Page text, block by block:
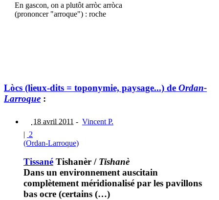
En gascon, on a plutôt arròc arròca
(prononcer "arroque") : roche
Lòcs (lieux-dits = toponymie, paysage...) de Ordan-
Larroque :
18 avril 2011 - Vincent P.
| 2
(Ordan-Larroque)
Tissané Tishanèr / Tishanè
Dans un environnement auscitain
complètement méridionalisé par les pavillons
bas ocre (certains (…)